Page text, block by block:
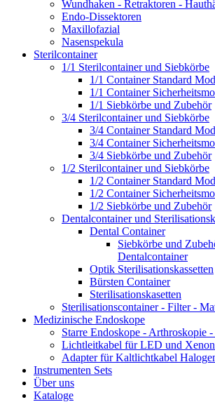
Wundhaken - Retraktoren -
Endo-Dissektoren
Maxillofazial
Nasenspekula
Sterilcontainer
1/1 Sterilcontainer und Siebkörbe
1/1 Container Standard
1/1 Container
1/1 Siebkörbe und Zubehör
3/4 Sterilcontainer und Siebkörbe
3/4 Container Standard
3/4 Container
3/4 Siebkörbe und Zubehör
1/2 Sterilcontainer und Siebkörbe
1/2 Container Standard
1/2 Container
1/2 Siebkörbe und Zubehör
Dentalcontainer und
Dental Container
Siebkörbe und
Dentalcontainer
Optik Sterilisationskassetten
Bürsten Container
Sterilisationskasetten
Sterilisationscontainer - Filter -
Medizinische Endoskope
Starre Endoskope - Arthroskopie
Lichtleitkabel für LED und
Adapter für Kaltlichtkabel
Instrumenten Sets
Über uns
Kataloge